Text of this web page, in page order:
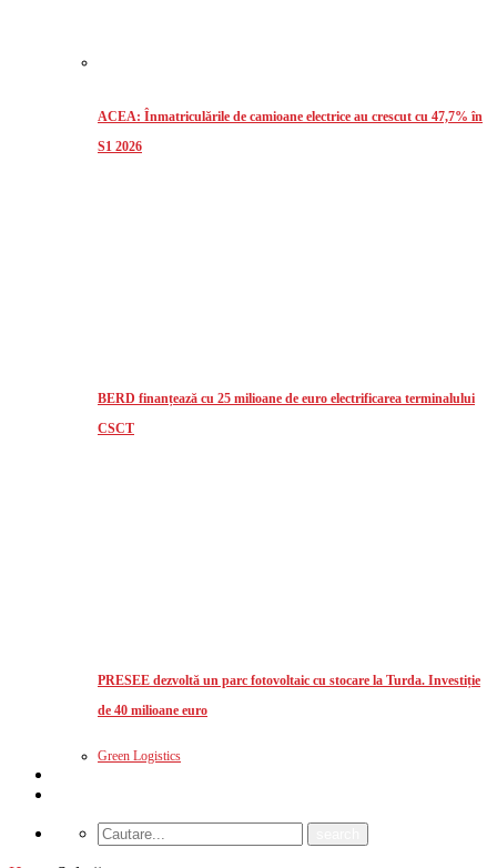
ACEA: Înmatriculările de camioane electrice au crescut cu 47,7% în
S1 2026
BERD finanțează cu 25 milioane de euro electrificarea terminalului
CSCT
PRESEE dezvoltă un parc fotovoltaic cu stocare la Turda. Investiție
de 40 milioane euro
Green Logistics